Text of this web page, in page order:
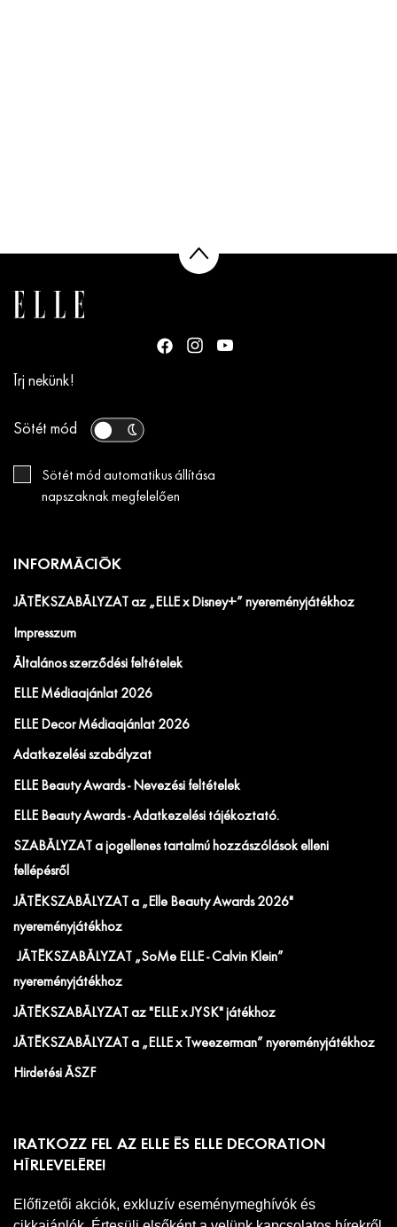
Írj nekünk!
Sötét mód
Sötét mód automatikus állítása
napszaknak megfelelően
INFORMÁCIÓK
JÁTÉKSZABÁLYZAT az „ELLE x Disney+” nyereményjátékhoz
Impresszum
Általános szerződési feltételek
ELLE Médiaajánlat 2026
ELLE Decor Médiaajánlat 2026
Adatkezelési szabályzat
ELLE Beauty Awards - Nevezési feltételek
ELLE Beauty Awards - Adatkezelési tájékoztató.
SZABÁLYZAT a jogellenes tartalmú hozzászólások elleni
fellépésről
JÁTÉKSZABÁLYZAT a „Elle Beauty Awards 2026"
nyereményjátékhoz
JÁTÉKSZABÁLYZAT „SoMe ELLE - Calvin Klein”
nyereményjátékhoz
JÁTÉKSZABÁLYZAT az "ELLE x JYSK" játékhoz
JÁTÉKSZABÁLYZAT a „ELLE x Tweezerman” nyereményjátékhoz
Hirdetési ÁSZF
IRATKOZZ FEL AZ ELLE ÉS ELLE DECORATION
HÍRLEVELÉRE!
Előfizetői akciók, exkluzív eseménymeghívók és